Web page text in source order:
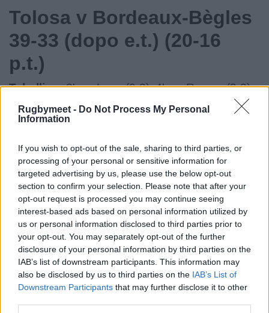
Rugbymeet - Do Not Process My Personal
Information
If you wish to opt-out of the sale, sharing to third parties, or
processing of your personal or sensitive information for
targeted advertising by us, please use the below opt-out
section to confirm your selection. Please note that after your
opt-out request is processed you may continue seeing
interest-based ads based on personal information utilized by
us or personal information disclosed to third parties prior to
your opt-out. You may separately opt-out of the further
disclosure of your personal information by third parties on the
IAB’s list of downstream participants. This information may
also be disclosed by us to third parties on the IAB’s List of
Downstream Participants that may further disclose it to other
Tolosa v Bordeaux-Bègles
39-33 (dopo e.t.) (20-16
p.t.)
Tabellino:3' cp. Lucu (0-3), 4' cp. Ramos (3-3),
9' cp. Lucu (3-6), 22' cp. Ramos (6-6), 27' cp.
Lucu (6-9), 31' meta Jelonch tr. Ramos (13-9),
tr. Ramos (20-16), 42' meta Jalibert tr. Lucu (20-
23), 46' meta Willis tr. Ramos (27-23), 56' cp.
Ramos (30-23), 64' cp. Ramos (33-23), 70' meta
Petti tr. Lucu (33-30), 80' cp. Lucu (33-33), 95'
cp. Ramos (36-33), 100' cp. Ramos (39-33)
Cartellini: 30' giallo a Guido Petti (Bordeaux),
55' giallo a Pierre Bochaton (Bordeaux)
Tolosa:
15 Thomas Ramos, 14 Juan Cruz